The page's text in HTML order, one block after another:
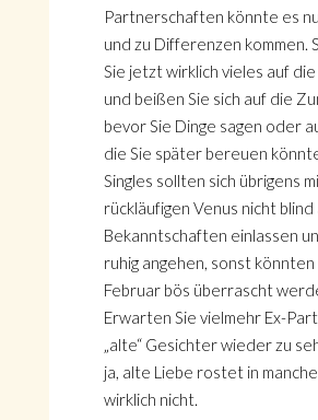
Partnerschaften könnte es
und zu Differenzen kommen.
Sie jetzt wirklich vieles auf
und beißen Sie sich auf die
bevor Sie Dinge sagen oder
die Sie später bereuen
Singles sollten sich übrigens
rückläufigen Venus nicht
Bekanntschaften einlassen
ruhig angehen, sonst könnten
Februar bös überrascht
Erwarten Sie vielmehr Ex-
„alte“ Gesichter wieder zu
ja, alte Liebe rostet in
wirklich nicht.